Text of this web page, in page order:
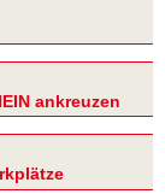
ankreuzen